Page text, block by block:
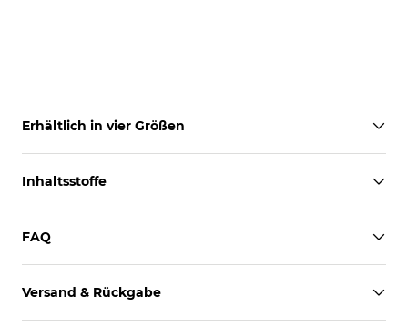
Erhältlich in vier Größen
Inhaltsstoffe
FAQ
Versand & Rückgabe